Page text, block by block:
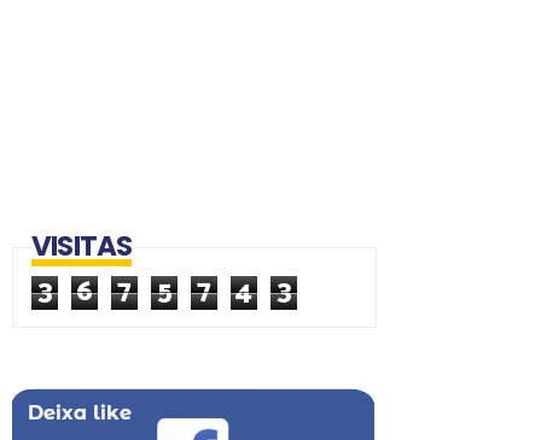
VISITAS
3 6 7 5 7 4 3